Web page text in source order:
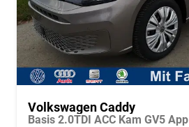
Volkswagen Caddy
Basis 2.0TDI ACC Kam GV5 App